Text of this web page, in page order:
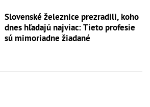
Slovenské železnice prezradili, koho
dnes hľadajú najviac: Tieto profesie
sú mimoriadne žiadané